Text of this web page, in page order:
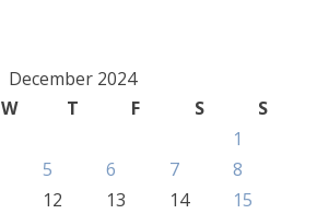
December 2024
W T F S
S
1
5 6 7
8
12 13 14
15